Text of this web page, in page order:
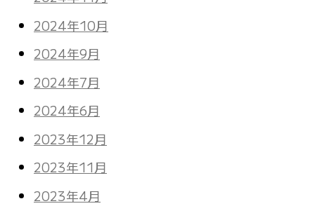
2024年10月
2024年9月
2024年7月
2024年6月
2023年12月
2023年11月
2023年4月